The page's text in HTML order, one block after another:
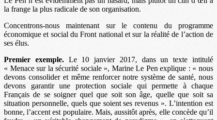
la frange la plus radicale de son organisation.
Concentrons-nous maintenant sur le contenu du programme
économique et social du Front national et sur la réalité de l’action de
ses élus.
Premier exemple.Le 10 janvier 2017, dans un texte intitulé
« Menace sur la sécurité sociale », Marine Le Pen explique : « nous
devons consolider et même renforcer notre système de santé, nous
devons garantir une protection sociale qui permette à chaque
Français de se soigner quel que soit son âge, quelle que soit sa
situation personnelle, quels que soient ses revenus ». L’intention est
bonne, l’accent est populaire. Mais, aussitôt après, elle concède qu’il